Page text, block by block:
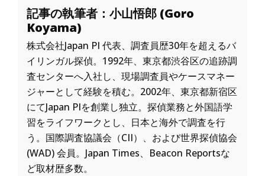
記事の執筆者：小山悟郎 (Goro
Koyama)
株式会社Japan PI 代表、調査員歴30年を超えるバ
イリンガル探偵。1992年、東京都渋谷区の追跡調
査センターへ入社し、現場調査員やケースマネー
ジャーとして経験を積む。2002年、東京都新宿区
にてJapan PIを創業し独立。探偵業務と外国語学
習をライフワークとし、日本と海外で調査を行
う。国際調査協議会（CII）、および世界探偵協会
(WAD) 会員。Japan Times、Beacon Reportsな
ど取材歴多数。